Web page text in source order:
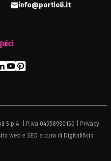
info@portioli.it
| P.Iva 04958930150 |
Privacy
web e SEO a cura di Digitalificio